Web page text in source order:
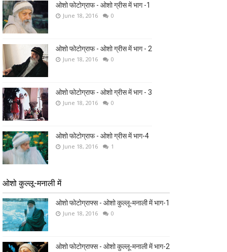
ओशो फोटोग्राफ - ओशो ग्रीस में भाग -1
June 18, 2016 0
ओशो फोटोग्राफ - ओशो ग्रीस में भाग - 2
June 18, 2016 0
ओशो फोटोग्राफ - ओशो ग्रीस में भाग - 3
June 18, 2016 0
ओशो फोटोग्राफ - ओशो ग्रीस में भाग-4
June 18, 2016 1
ओशो कुल्लू-मनाली में
ओशो फोटोग्राफ्स - ओशो कुल्लू-मनाली में भाग-1
June 18, 2016 0
ओशो फोटोग्राफ्स - ओशो कुल्लू-मनाली में भाग-2